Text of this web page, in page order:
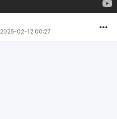
2025-02-12 00:27